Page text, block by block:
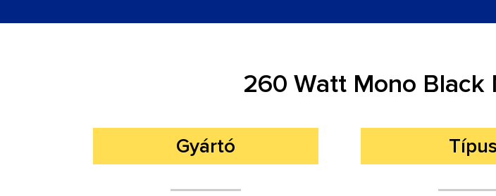
260 Watt Mono Black
Gyártó Típus